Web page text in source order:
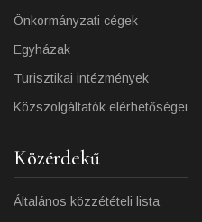
Önkormányzati cégek
Egyházak
Turisztikai intézmények
Közszolgáltatók elérhetőségei
Közérdekű
Általános közzétételi lista